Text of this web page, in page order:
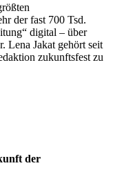
der fast 700 Tsd.
digital – über
Lena Jakat gehört seit
zukunftsfest zu
der